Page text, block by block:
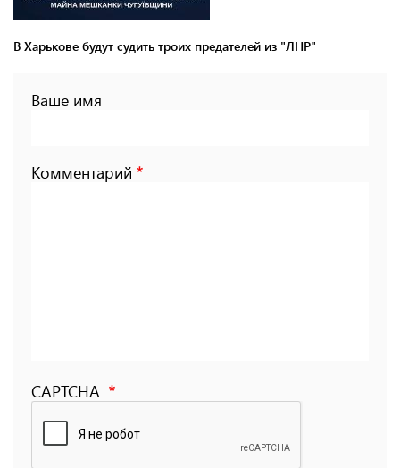
В Харькове будут судить троих предателей из "ЛНР"
Ваше имя
Комментарий
CAPTCHA